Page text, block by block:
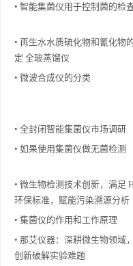
• 智能集菌仪用于控制菌的检
• 再生水水质硫化物和氰化物
定 全玻蒸馏仪
• 微波合成仪的分类
• 全封闭智能集菌仪市场调研
• 如果使用集菌仪做无菌检测
• 微生物检测技术创新，满足
环保标准，赋能污染溯源分析
• 集菌仪的作用和工作原理
• 那艾仪器：深耕微生物领域
创新破解实验难题